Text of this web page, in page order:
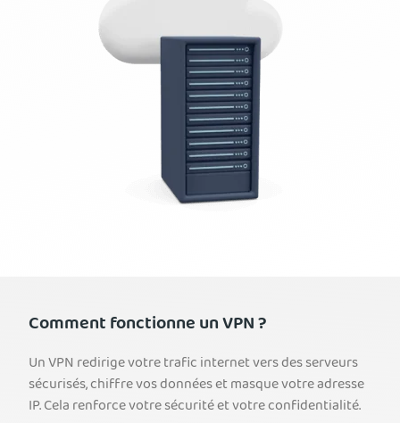
Comment fonctionne un VPN ?
Un VPN redirige votre trafic internet vers des serveurs
sécurisés, chiffre vos données et masque votre adresse
IP. Cela renforce votre sécurité et votre confidentialité.